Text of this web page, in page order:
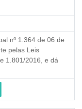
nº 1.364 de 06 de
pelas Leis
1.801/2016, e dá